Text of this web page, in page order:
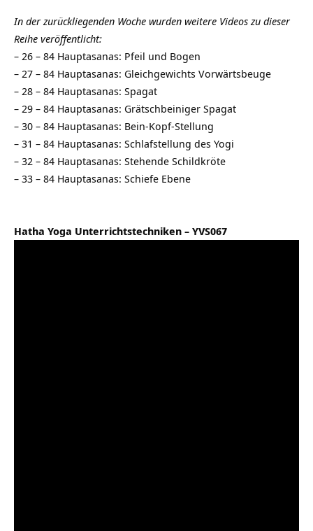
In der zurückliegenden Woche wurden weitere Videos zu dieser
Reihe veröffentlicht:
– 26 – 84 Hauptasanas: Pfeil und Bogen
– 27 – 84 Hauptasanas: Gleichgewichts Vorwärtsbeuge
– 28 – 84 Hauptasanas: Spagat
– 29 – 84 Hauptasanas: Grätschbeiniger Spagat
– 30 – 84 Hauptasanas: Bein-Kopf-Stellung
– 31 – 84 Hauptasanas: Schlafstellung des Yogi
– 32 – 84 Hauptasanas: Stehende Schildkröte
– 33 – 84 Hauptasanas: Schiefe Ebene
Hatha Yoga Unterrichtstechniken – YVS067